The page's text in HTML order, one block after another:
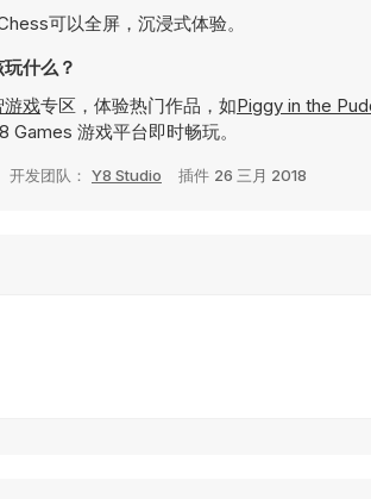
可以全屏，沉浸式体验。
什么？
游戏专区，体验热门作品，如Piggy in the
Games 游戏平台即时畅玩。
开发团队： Y8 Studio 插件 26 三月 2018